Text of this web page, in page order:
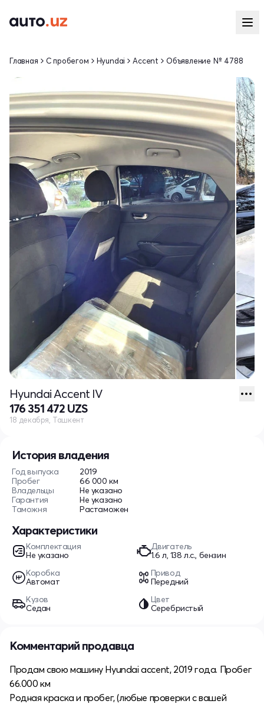
История владения
Год выпуска
2019
Пробег
66 000 км
Владельцы
Не указано
Гарантия
Не указано
Таможня
Растаможен
Характеристики
Комплектация
Не указано
Двигатель
1.6 л, 138 л.с., бензин
Коробка
Автомат
Привод
Передний
Кузов
Седан
Цвет
Серебристый
Главная С пробегом Hyundai Accent Объявление № 4788
Hyundai Accent IV
176 351 472 UZS
18 декабря, Ташкент
Комментарий продавца
Продам свою машину Hyundai accent, 2019 года. Пробег
66.000 км
Родная краска и пробег, (любые проверки с вашей